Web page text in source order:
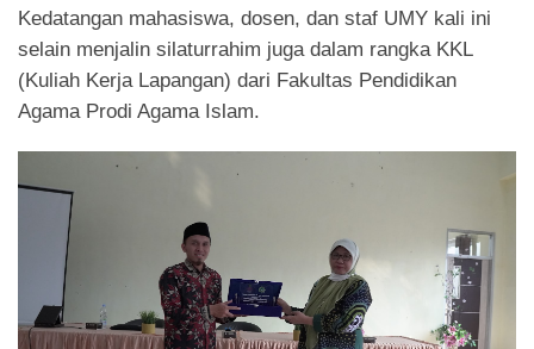
Kedatangan mahasiswa, dosen, dan staf UMY kali ini
selain menjalin silaturrahim juga dalam rangka KKL
(Kuliah Kerja Lapangan) dari Fakultas Pendidikan
Agama Prodi Agama Islam.